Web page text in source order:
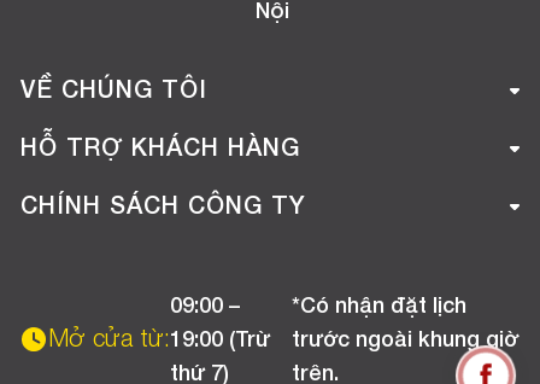
Nội
VỀ CHÚNG TÔI
Giới thiệu công ty
Tuyển dụng
HỖ TRỢ KHÁCH HÀNG
Hướng dẫn mua hàng online
Chương trình khuyến mãi
CHÍNH SÁCH CÔNG TY
Chính sách bảo hành
Mở cửa từ:
09:00 –
19:00 (Trừ
thứ 7)
*Có nhận đặt lịch
trước ngoài khung giờ
trên.